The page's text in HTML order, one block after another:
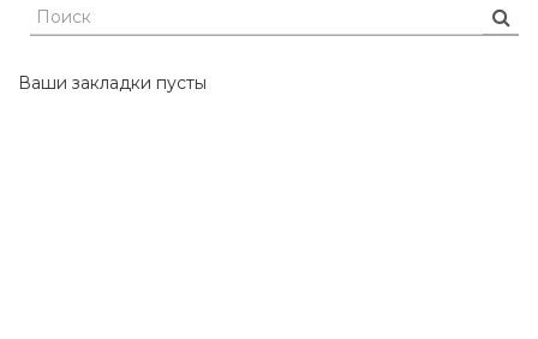
Ваши закладки пусты